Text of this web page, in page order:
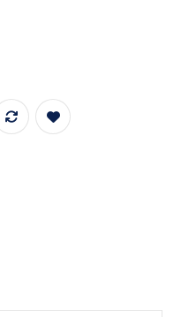
60 cm forgatható 4000K -